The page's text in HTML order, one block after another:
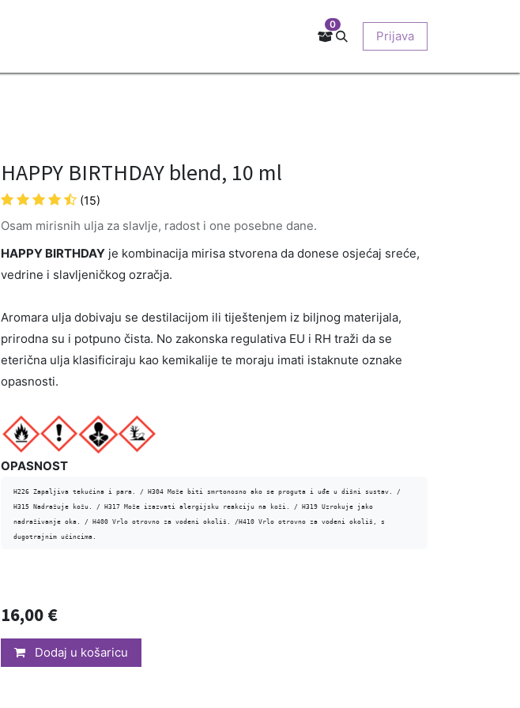
Prodajna mjesta EU-projekti
0
Prijava
HAPPY BIRTHDAY blend, 10 ml
(15)
Osam mirisnih ulja za slavlje, radost i one posebne dane.
HAPPY BIRTHDAY je kombinacija mirisa stvorena da donese osjećaj sreće,
vedrine i slavljeničkog ozračja.
Aromara ulja dobivaju se destilacijom ili tiještenjem iz biljnog materijala,
prirodna su i potpuno čista. No zakonska regulativa EU i RH traži da se
eterična ulja klasificiraju kao kemikalije te moraju imati istaknute oznake
opasnosti.
OPASNOST
H226 Zapaljiva tekućina i para. / H304 Može biti smrtonosno ako se proguta i uđe u dišni sustav. /
H315 Nadražuje kožu. / H317 Može izazvati alergijsku reakciju na koži. / H319 Uzrokuje jako
nadraživanje oka. /​ H400 Vrlo otrovno za vodeni okoliš. /H410 Vrlo otrovno za vodeni okoliš, s
dugotrajnim učincima.
16,00 €
Dodaj u košaricu